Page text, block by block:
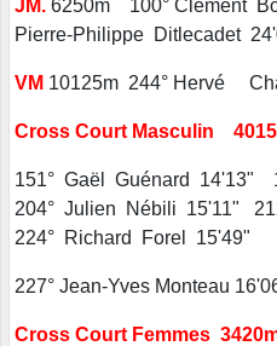
JM. 6250m 100°
Pierre-Philippe Ditlecadet
VM 10125m 244° Hervé
Cross Court Masculin
151° Gaël Guénard 14'13"
204° Julien Nébili 15'11"
224° Richard Forel 15'49"
227° Jean-Yves Monteau
Cross Court Femmes